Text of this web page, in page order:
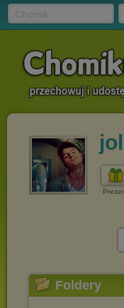
Foldery